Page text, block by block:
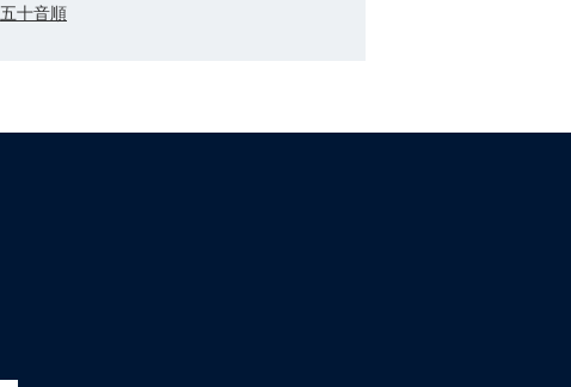
五十音順